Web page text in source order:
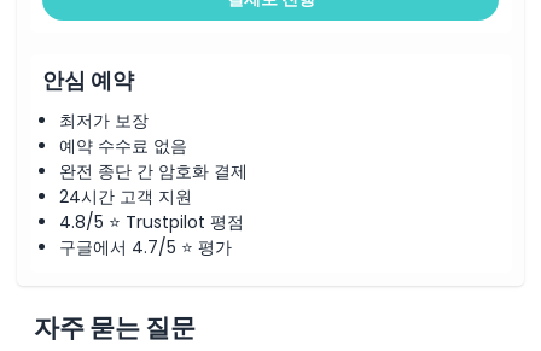
안심 예약
최저가 보장
예약 수수료 없음
완전 종단 간 암호화 결제
24시간 고객 지원
4.8/5 ⭐ Trustpilot 평점
구글에서 4.7/5 ⭐ 평가
자주 묻는 질문